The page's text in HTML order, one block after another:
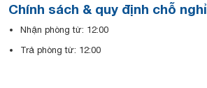
Chính sách & quy định chỗ nghỉ
Nhận phòng từ: 12:00
Trả phòng từ: 12:00